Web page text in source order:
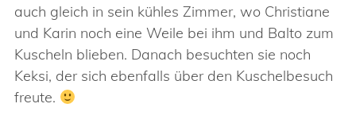
auch gleich in sein kühles Zimmer, wo Christiane
und Karin noch eine Weile bei ihm und Balto zum
Kuscheln blieben. Danach besuchten sie noch
Keksi, der sich ebenfalls über den Kuschelbesuch
freute.